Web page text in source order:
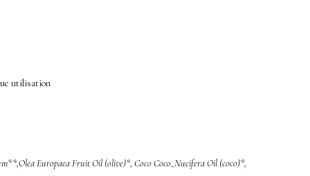
utilisation
Europaea Fruit Oil (olive)*, Coco Coco_Nucifera Oil (coco)*,